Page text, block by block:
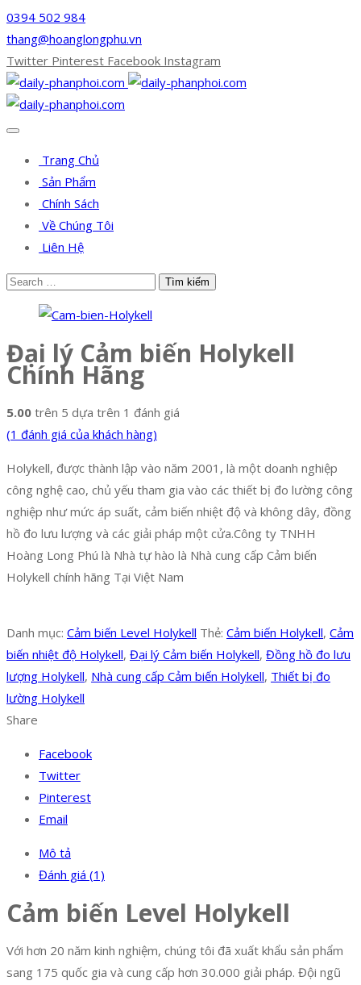
0394 502 984
thang@hoanglongphu.vn
Twitter Pinterest Facebook Instagram
Trang Chủ
Sản Phẩm
Chính Sách
Về Chúng Tôi
Liên Hệ
Đại lý Cảm biến Holykell
Chính Hãng
5.00 trên 5 dựa trên 1 đánh giá
(1 đánh giá của khách hàng)
Holykell, được thành lập vào năm 2001, là một doanh nghiệp
công nghệ cao, chủ yếu tham gia vào các thiết bị đo lường công
nghiệp như mức áp suất, cảm biến nhiệt độ và không dây, đồng
hồ đo lưu lượng và các giải pháp một cửa.Công ty TNHH
Hoàng Long Phú là Nhà tự hào là Nhà cung cấp Cảm biến
Holykell chính hãng Tại Việt Nam
Danh mục: Cảm biến Level Holykell Thẻ: Cảm biến Holykell, Cảm
biến nhiệt độ Holykell, Đại lý Cảm biến Holykell, Đồng hồ đo lưu
lượng Holykell, Nhà cung cấp Cảm biến Holykell, Thiết bị đo
lường Holykell
Share
Facebook
Twitter
Pinterest
Email
Mô tả
Đánh giá (1)
Cảm biến Level Holykell
Với hơn 20 năm kinh nghiệm, chúng tôi đã xuất khẩu sản phẩm
sang 175 quốc gia và cung cấp hơn 30.000 giải pháp. Đội ngũ